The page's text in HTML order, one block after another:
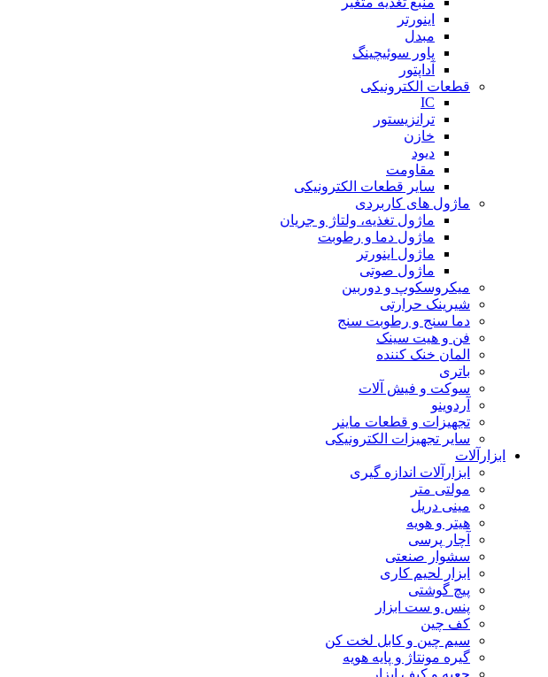
اینورتر
مبدل
پاور سوئیچینگ
آداپتور
قطعات الکترونیکی
IC
ترانزیستور
خازن
دیود
مقاومت
سایر قطعات الکترونیکی
ماژول های کاربردی
ماژول تغذیه، ولتاژ و جریان
ماژول دما و رطوبت
ماژول اینورتر
ماژول صوتی
میکروسکوپ و دوربین
شیرینک حرارتی
دما سنج و رطوبت سنج
فن و هیت سینک
المان خنک کننده
باتری
سوکت و فیش آلات
آردوینو
تجهیزات و قطعات ماینر
سایر تجهیزات الکترونیکی
ابزارآلات
ابزارآلات اندازه گیری
مولتی متر
مینی دریل
هیتر و هویه
آچار پرسی
سشوار صنعتی
ابزار لحیم کاری
پیچ گوشتی
پنس و ست ابزار
کف چین
سیم چین و کابل لخت کن
گیره مونتاژ و پایه هویه
جعبه و کیف ابزار